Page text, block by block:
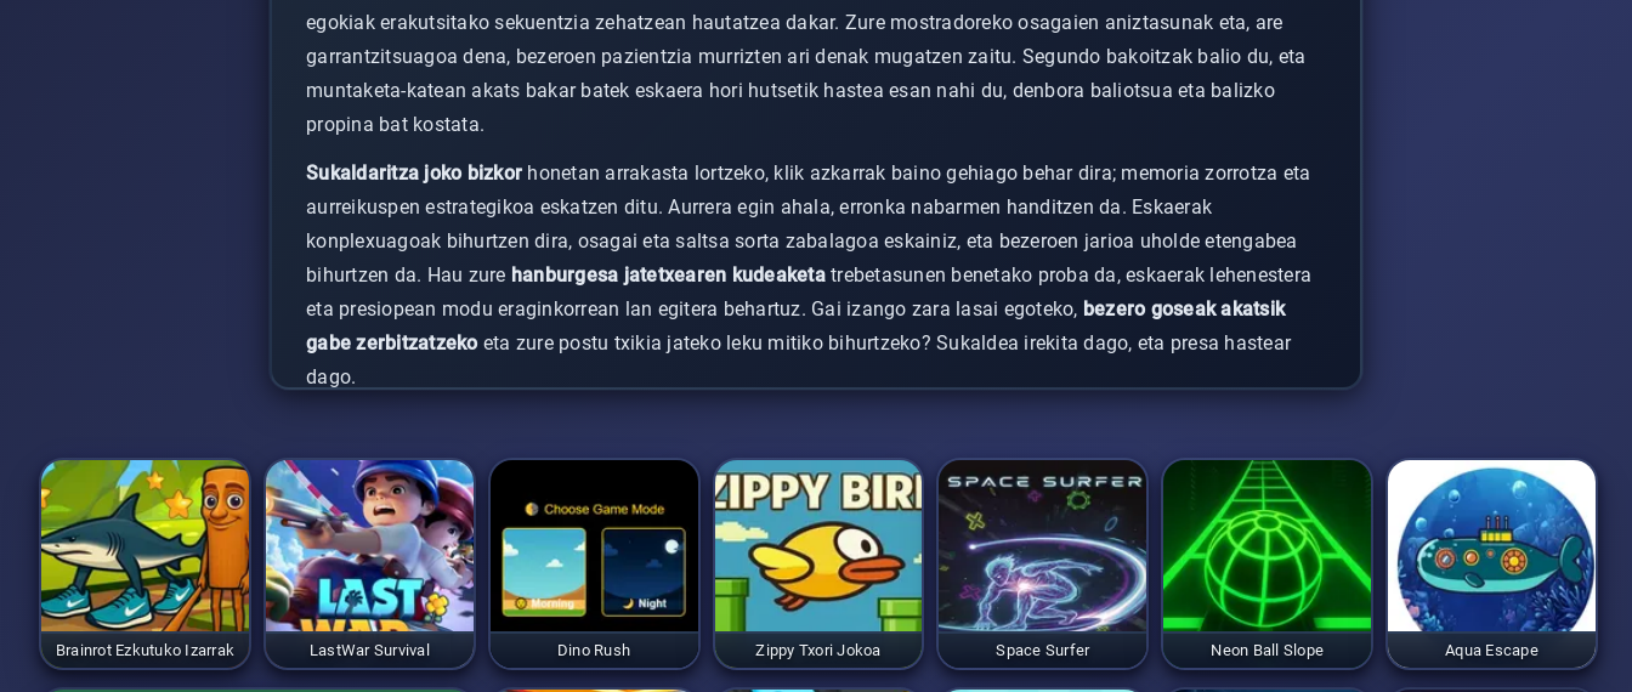
egokiak erakutsitako sekuentzia zehatzean hautatzea dakar. Zure mostradoreko osagaien aniztasunak eta, are
garrantzitsuagoa dena, bezeroen pazientzia murrizten ari denak mugatzen zaitu. Segundo bakoitzak balio du, eta
muntaketa-katean akats bakar batek eskaera hori hutsetik hastea esan nahi du, denbora baliotsua eta balizko
propina bat kostata.
Sukaldaritza joko bizkor honetan arrakasta lortzeko, klik azkarrak baino gehiago behar dira; memoria zorrotza eta
aurreikuspen estrategikoa eskatzen ditu. Aurrera egin ahala, erronka nabarmen handitzen da. Eskaerak
konplexuagoak bihurtzen dira, osagai eta saltsa sorta zabalagoa eskainiz, eta bezeroen jarioa uholde etengabea
bihurtzen da. Hau zure hanburgesa jatetxearen kudeaketatrebetasunen benetako proba da, eskaerak lehenestera
eta presiopean modu eraginkorrean lan egitera behartuz. Gai izango zara lasai egoteko, bezero goseak akatsik
gabe zerbitzatzeko eta zure postu txikia jateko leku mitiko bihurtzeko? Sukaldea irekita dago, eta presa hastear
dago.
Brainrot Ezkutuko Izarrak LastWar Survival Dino Rush Zippy Txori Jokoa Space Surfer Neon Ball Slope Aqua Escape